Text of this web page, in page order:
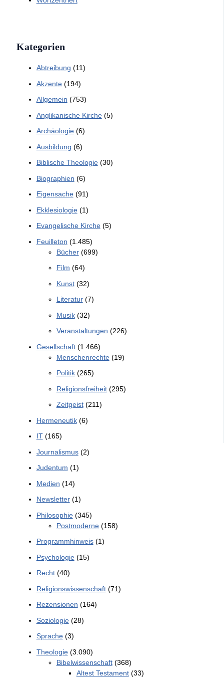
Kategorien
Abtreibung (11)
Akzente(194)
Allgemein (753)
Anglikanische Kirche(5)
Archäologie(6)
Ausbildung (6)
Biblische Theologie(30)
Biographien (6)
Eigensache(91)
Ekklesiologie(1)
Evangelische Kirche(5)
Feuilleton (1.485)
Bücher(699)
Film (64)
Kunst(32)
Literatur(7)
Musik(32)
Veranstaltungen (226)
Gesellschaft(1.466)
Menschenrechte(19)
Politik(265)
Religionsfreiheit(295)
Zeitgeist(211)
Hermeneutik(6)
IT(165)
Journalismus(2)
Judentum (1)
Medien (14)
Newsletter(1)
Philosophie(345)
Postmoderne(158)
Programmhinweis(1)
Psychologie(15)
Recht(40)
Religionswissenschaft(71)
Rezensionen (164)
Soziologie(28)
Sprache(3)
Theologie(3.090)
Bibelwissenschaft(368)
Altest Testament(33)